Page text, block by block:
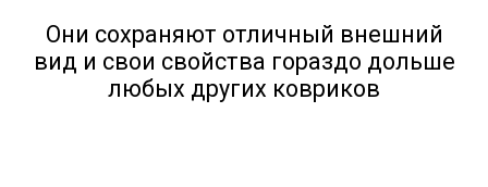
Они сохраняют отличный внешний
вид и свои свойства гораздо дольше
любых других ковриков